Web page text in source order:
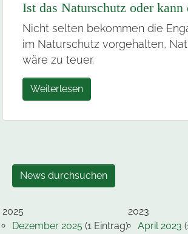
Ist das Naturschutz oder kann
Nicht selten bekommen die
im Naturschutz vorgehalten,
wäre zu teuer.
Weiterlesen
News durchsuchen
2025
Dezember 2025 (1 Eintrag)
2023
April 2023